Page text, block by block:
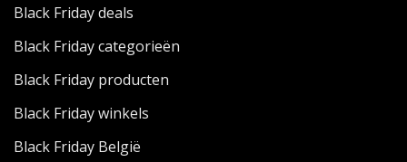
Black Friday deals
Black Friday categorieën
Black Friday producten
Black Friday winkels
Black Friday België